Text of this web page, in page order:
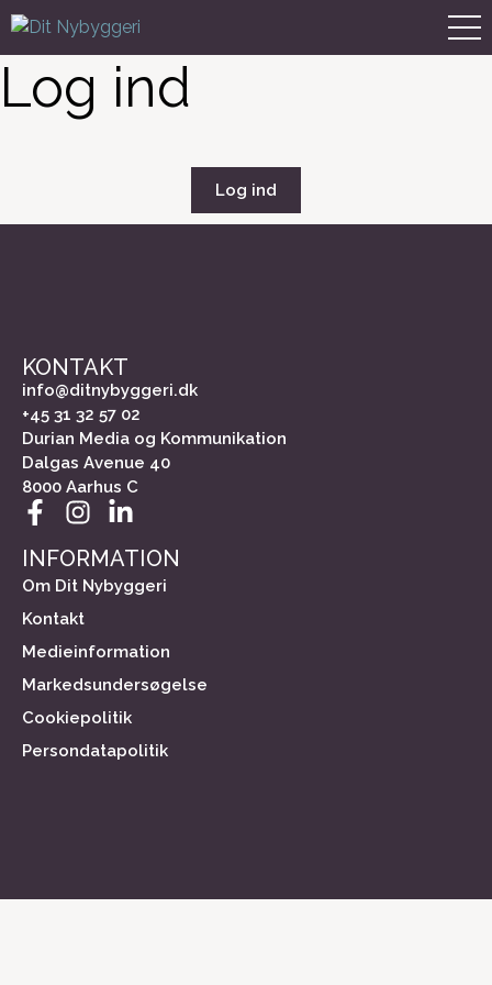
Log ind
Log ind
KONTAKT
info@ditnybyggeri.dk
+45 31 32 57 02
Durian Media og Kommunikation
Dalgas Avenue 40
8000 Aarhus C
INFORMATION
Om Dit Nybyggeri
Kontakt
Medieinformation
Markedsundersøgelse
Cookiepolitik
Persondatapolitik